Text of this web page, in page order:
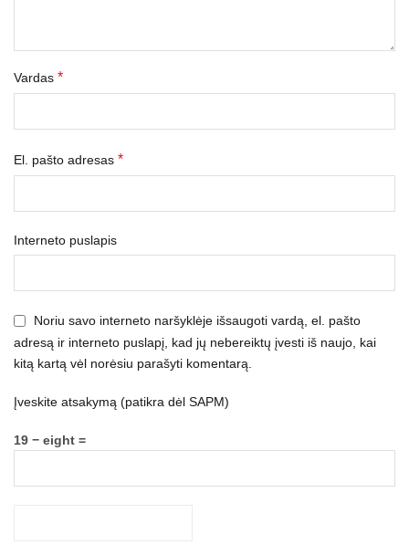
Vardas *
El. pašto adresas *
Interneto puslapis
Noriu savo interneto naršyklėje išsaugoti vardą, el. pašto
adresą ir interneto puslapį, kad jų nebereiktų įvesti iš naujo, kai
kitą kartą vėl norėsiu parašyti komentarą.
Įveskite atsakymą (patikra dėl SAPM)
19 − eight =